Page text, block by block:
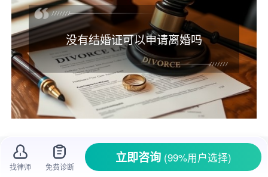
没有结婚证可以申请离婚吗
两个人过日子，结婚证就是合法婚姻关系的
凭证。可生活中有些夫妻没领结婚证就一起生活
找律师 免费诊断
立即咨询 (99%用户选择)